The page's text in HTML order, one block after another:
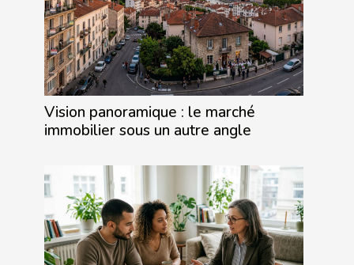
Vision panoramique : le marché
immobilier sous un autre angle